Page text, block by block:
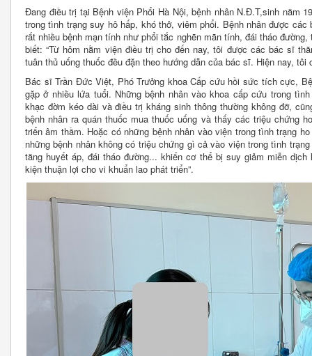
Đang điều trị tại Bệnh viện Phổi Hà Nội, bệnh nhân N.Đ.T,sinh năm
trong tình trạng suy hô hấp, khó thở, viêm phổi. Bệnh nhân được
rất nhiều bệnh mạn tính như phổi tắc nghẽn mãn tính, đái tháo
biết: “Từ hôm nằm viện điều trị cho đến nay, tôi được các bác sĩ
tuân thủ uống thuốc đều đặn theo hướng dẫn của bác sĩ. Hiện nay,
Bác sĩ Trần Đức Việt, Phó Trưởng khoa Cấp cứu hồi sức tích cực,
gặp ở nhiều lứa tuổi. Những bệnh nhân vào khoa cấp cứu trong
khạc đờm kéo dài và điều trị kháng sinh thông thường không đỡ,
bệnh nhân ra quán thuốc mua thuốc uống và thấy các triệu chứng
triển âm thầm. Hoặc có những bệnh nhân vào viện trong tình trạng
những bệnh nhân không có triệu chứng gì cả vào viện trong tình
tăng huyết áp, đái tháo đường... khiến cơ thể bị suy giảm miễn
kiện thuận lợi cho vi khuẩn lao phát triển”.